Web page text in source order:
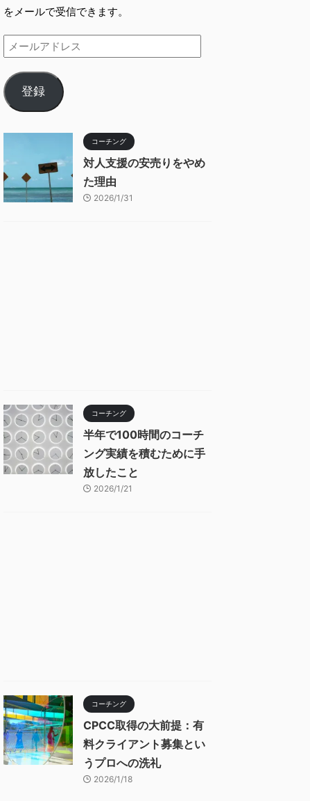
をメールで受信できます。
登録
コーチング
対人支援の安売りをやめ
た理由
2026/1/31
コーチング
半年で100時間のコーチ
ング実績を積むために手
放したこと
2026/1/21
コーチング
CPCC取得の大前提：有
料クライアント募集とい
うプロへの洗礼
2026/1/18